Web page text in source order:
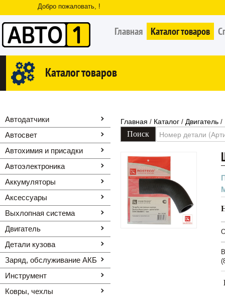
Добро пожаловать, !
Главная Каталог товаров
Каталог товаров
Автодатчики
Автосвет
Автохимия и присадки
Автоэлектроника
Аккумуляторы
Аксессуары
Выхлопная система
Двигатель
Детали кузова
Заряд, обслуживание АКБ
Инструмент
Ковры, чехлы
Главная / Каталог / Двигатель /